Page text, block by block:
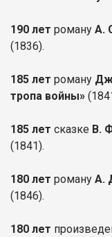
190 лет роману А.
(1836).
185 лет роману
тропа войны»
185 лет сказке В.
(1841).
180 лет роману А.
(1846).
180 лет